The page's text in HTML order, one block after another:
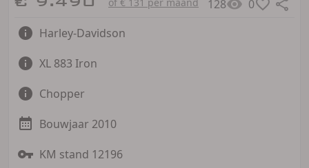
128
0
Harley-Davidson
XL 883 Iron
Chopper
Bouwjaar 2010
KM stand 12196